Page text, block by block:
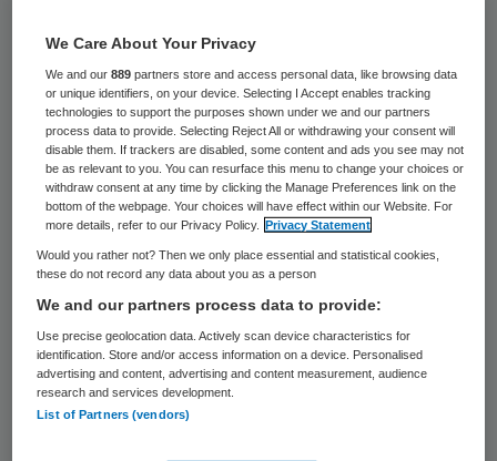
van de benodigde warmte afnemen van een
boer in Stadskanaal met behulp van een
biovergister. Het ziekenhuis gebruikt de
restwarmte van de biogasinstallatie om het
gebouw op te warmen. Dat meldt het
Dagblad van het Noorden.
Biovergister
De Amersfoortse investeerderBielevield
Bio-energiesteekt vier miljoen euro in de
bouw van de biovergister. Het
het project ook. De warmte die
We Care About Your Privacy
We and our889 partners store and access personal data, like browsing data
or unique identifiers, on your device. Selecting I Accept enables tracking
technologies to support the purposes shown under we and our partners
process data to provide. Selecting Reject All or withdrawing your consent will
disable them. If trackers are disabled, some content and ads you see may not
be as relevant to you. You can resurface this menu to change your choices or
withdraw consent at any time by clicking the Manage Preferences link on the
bottom of the webpage. Your choices will have effect within our Website. For
more details, refer to our Privacy Policy.
Privacy Statement
Would you rather not? Then we only place essential and statistical cookies,
these do not record any data about you as a person
We and our partners process data to provide:
Use precise geolocation data. Actively scan device characteristics for
identification. Store and/or access information on a device. Personalised
advertising and content, advertising and content measurement, audience
research and services development.
List of Partners (vendors)